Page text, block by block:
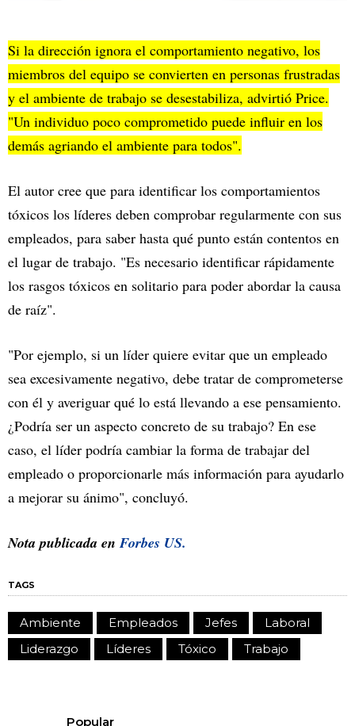
Si la dirección ignora el comportamiento negativo, los
miembros del equipo se convierten en personas frustradas
y el ambiente de trabajo se desestabiliza, advirtió Price.
"Un individuo poco comprometido puede influir en los
demás agriando el ambiente para todos".
El autor cree que para identificar los comportamientos
tóxicos los líderes deben comprobar regularmente con sus
empleados, para saber hasta qué punto están contentos en
el lugar de trabajo. "Es necesario identificar rápidamente
los rasgos tóxicos en solitario para poder abordar la causa
de raíz".
"Por ejemplo, si un líder quiere evitar que un empleado
sea excesivamente negativo, debe tratar de comprometerse
con él y averiguar qué lo está llevando a ese pensamiento.
¿Podría ser un aspecto concreto de su trabajo? En ese
caso, el líder podría cambiar la forma de trabajar del
empleado o proporcionarle más información para ayudarlo
a mejorar su ánimo", concluyó.
Nota publicada en Forbes US.
TAGS
Ambiente Empleados Jefes
Laboral
Liderazgo
Líderes Tóxico Trabajo
Popular